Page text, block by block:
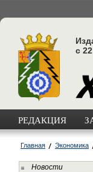
с
РЕДАКЦИЯ
Главная Экономика
Новости